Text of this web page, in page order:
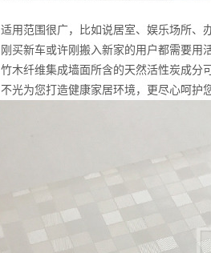
适用范围很广，比如说居室、娱乐场所、
刚买新车或许刚搬入新家的用户都需要用
竹木纤维集成墙面所含的天然活性炭成分
不光为您打造健康家居环境，更尽心呵护